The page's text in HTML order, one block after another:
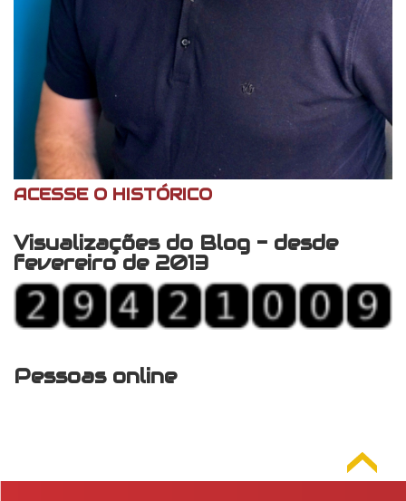
ACESSE O HISTÓRICO
Visualizações do Blog - desde
fevereiro de 2013
Pessoas online